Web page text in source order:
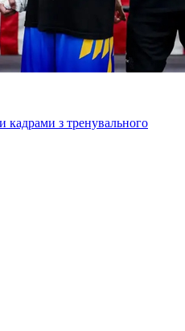
кадрами з тренувального